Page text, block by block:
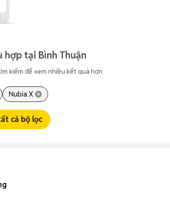
tại Bình Thuận
kiếm để xem nhiều kết quả hơn
Nubia X
cả bộ lọc